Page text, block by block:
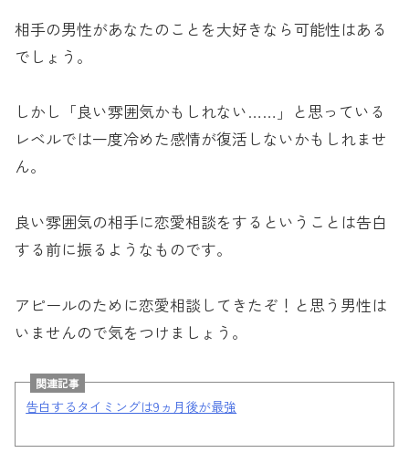
相手の男性があなたのことを大好きなら可能性はある
でしょう。
しかし「良い雰囲気かもしれない……」と思っている
レベルでは一度冷めた感情が復活しないかもしれませ
ん。
良い雰囲気の相手に恋愛相談をするということは告白
する前に振るようなものです。
アピールのために恋愛相談してきたぞ！と思う男性は
いませんので気をつけましょう。
関連記事
告白するタイミングは9ヵ月後が最強